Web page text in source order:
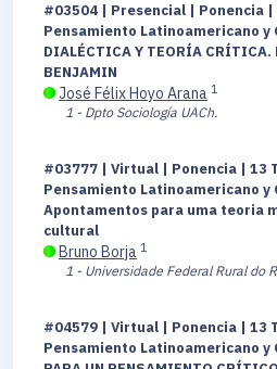
#03504 | Presencial | Ponencia |
Pensamiento Latinoamericano y
DIALÉCTICA Y TEORÍA CRÍTICA.
BENJAMIN
José Félix Hoyo Arana 1
1 - Dpto Sociología UACh.
#03777 | Virtual | Ponencia | 13
Pensamiento Latinoamericano y
Apontamentos para uma teoria
cultural
Bruno Borja 1
1 - Universidade Federal Rural do
#04579 | Virtual | Ponencia | 13
Pensamiento Latinoamericano y